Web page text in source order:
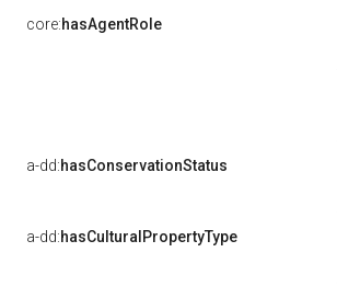
core:hasAgentRole
a-dd:hasConservationStatus
a-dd:hasCulturalPropertyType